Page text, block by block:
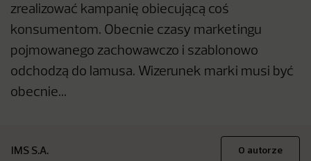
zrealizować kampanię obiecującą coś
konsumentom. Obecnie czasy marketingu
pojmowanego zachowawczo i szablonowo
odchodzą do lamusa. Wizerunek marki musi być
obecnie...
IMS S.A. O autorze